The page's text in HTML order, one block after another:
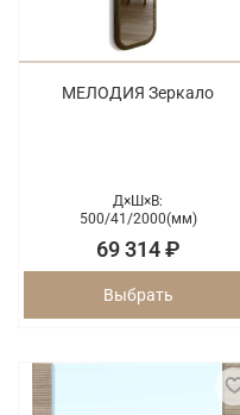
МЕЛОДИЯ Зеркало
Д×Ш×В:
500/41/2000(мм)
69 314 ₽
Выбрать